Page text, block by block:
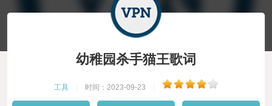
幼稚园杀手猫王歌词
工具 时间：2023-09-23